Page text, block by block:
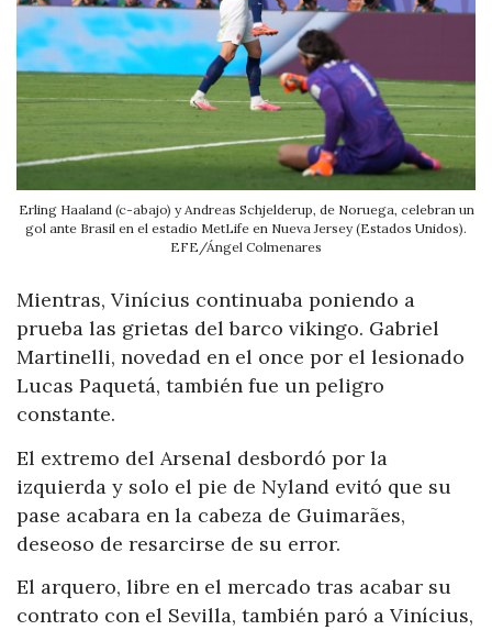
Erling Haaland (c-abajo) y Andreas Schjelderup, de Noruega, celebran un
gol ante Brasil en el estadio MetLife en Nueva Jersey (Estados Unidos).
EFE/Ángel Colmenares
Mientras, Vinícius continuaba poniendo a
prueba las grietas del barco vikingo. Gabriel
Martinelli, novedad en el once por el lesionado
Lucas Paquetá, también fue un peligro
constante.
El extremo del Arsenal desbordó por la
izquierda y solo el pie de Nyland evitó que su
pase acabara en la cabeza de Guimarães,
deseoso de resarcirse de su error.
El arquero, libre en el mercado tras acabar su
contrato con el Sevilla, también paró a Vinícius,